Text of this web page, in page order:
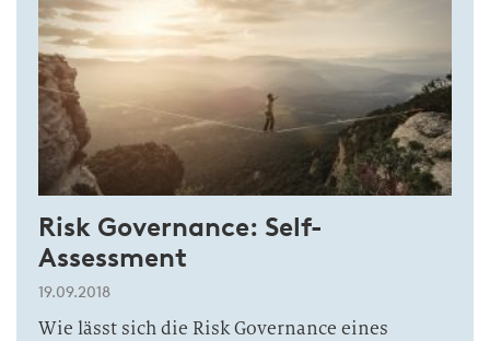
Risk Governance: Self-
Assessment
19.09.2018
Wie lässt sich die Risk Governance eines